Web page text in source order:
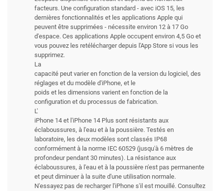
facteurs. Une configuration standard - avec iOS 15, les
dernières fonctionnalités et les applications Apple qui
peuvent être supprimées - nécessite environ 12 à 17 Go
d'espace. Ces applications Apple occupent environ 4,5 Go et
vous pouvez les retélécharger depuis l'App Store si vous les
supprimez.
La
capacité peut varier en fonction de la version du logiciel, des
réglages et du modèle d'iPhone, et le
poids et les dimensions varient en fonction de la
configuration et du processus de fabrication.
L'
iPhone 14 et l'iPhone 14 Plus sont résistants aux
éclaboussures, à l'eau et à la poussière. Testés en
laboratoire, les deux modèles sont classés IP68
conformément à la norme IEC 60529 (jusqu'à 6 mètres de
profondeur pendant 30 minutes). La résistance aux
éclaboussures, à l'eau et à la poussière n'est pas permanente
et peut diminuer à la suite d'une utilisation normale.
N'essayez pas de recharger l'iPhone s'il est mouillé. Consultez